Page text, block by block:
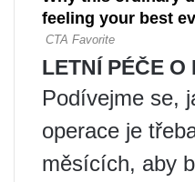
LETNÍ PÉČE O
Podívejme se,
operace je
měsících, aby